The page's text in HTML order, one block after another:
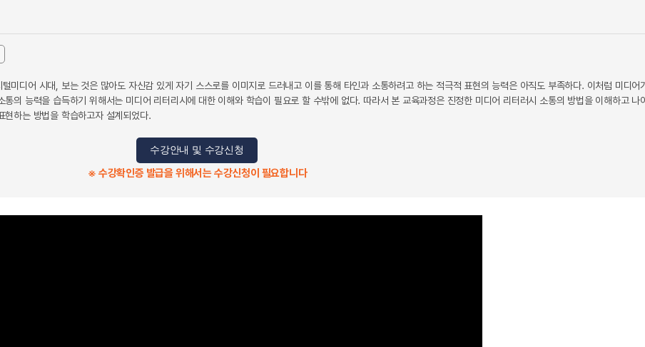
미디어 시대, 보는 것은 많아도 자신감 있게 자기 스스로를 이미지로 드러내고 이를 통해 타인과 소통하려고 하는 적극적 표현의 능력은 아직도 부족하다. 이처럼 미디어
통의 능력을 습득하기 위해서는 미디어 리터리시에 대한 이해와 학습이 필요로 할 수밖에 없다. 따라서 본 교육과정은 진정한 미디어 리터러시 소통의 방법을 이해하고 나
현하는 방법을 학습하고자 설계되었다.
수강안내 및 수강신청
※ 수강확인증 발급을 위해서는 수강신청이 필요합니다